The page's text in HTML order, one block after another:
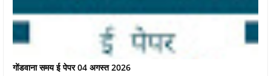
गोंडवाना समय ई पेपर 04 अगस्त 2026